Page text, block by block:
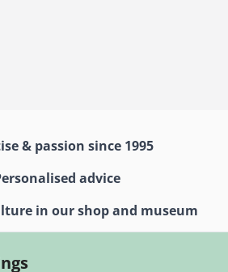
& passion since 1995
advice
in our shop and museum